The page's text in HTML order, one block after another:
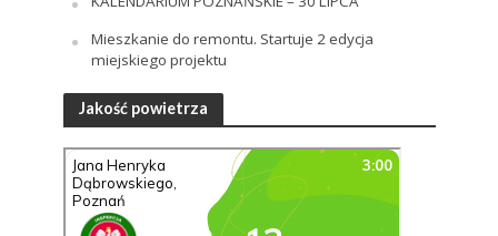
Mieszkanie do remontu. Startuje 2 edycja
miejskiego projektu
Jakość powietrza